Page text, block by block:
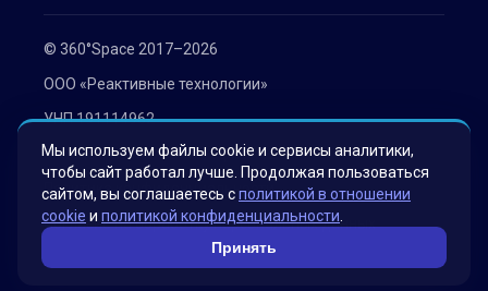
© 360°Space 2017–2026
ООО «Реактивные технологии»
УНП 191114962
г. Минск, ул. Мележа 1, офис 402
Политика конфиденциальности
Согласие на обработку персональных данных
Мы используем файлы cookie и сервисы аналитики,
чтобы сайт работал лучше. Продолжая пользоваться
сайтом, вы соглашаетесь сполитикой в отношении
cookie и политикой конфиденциальности
Принять